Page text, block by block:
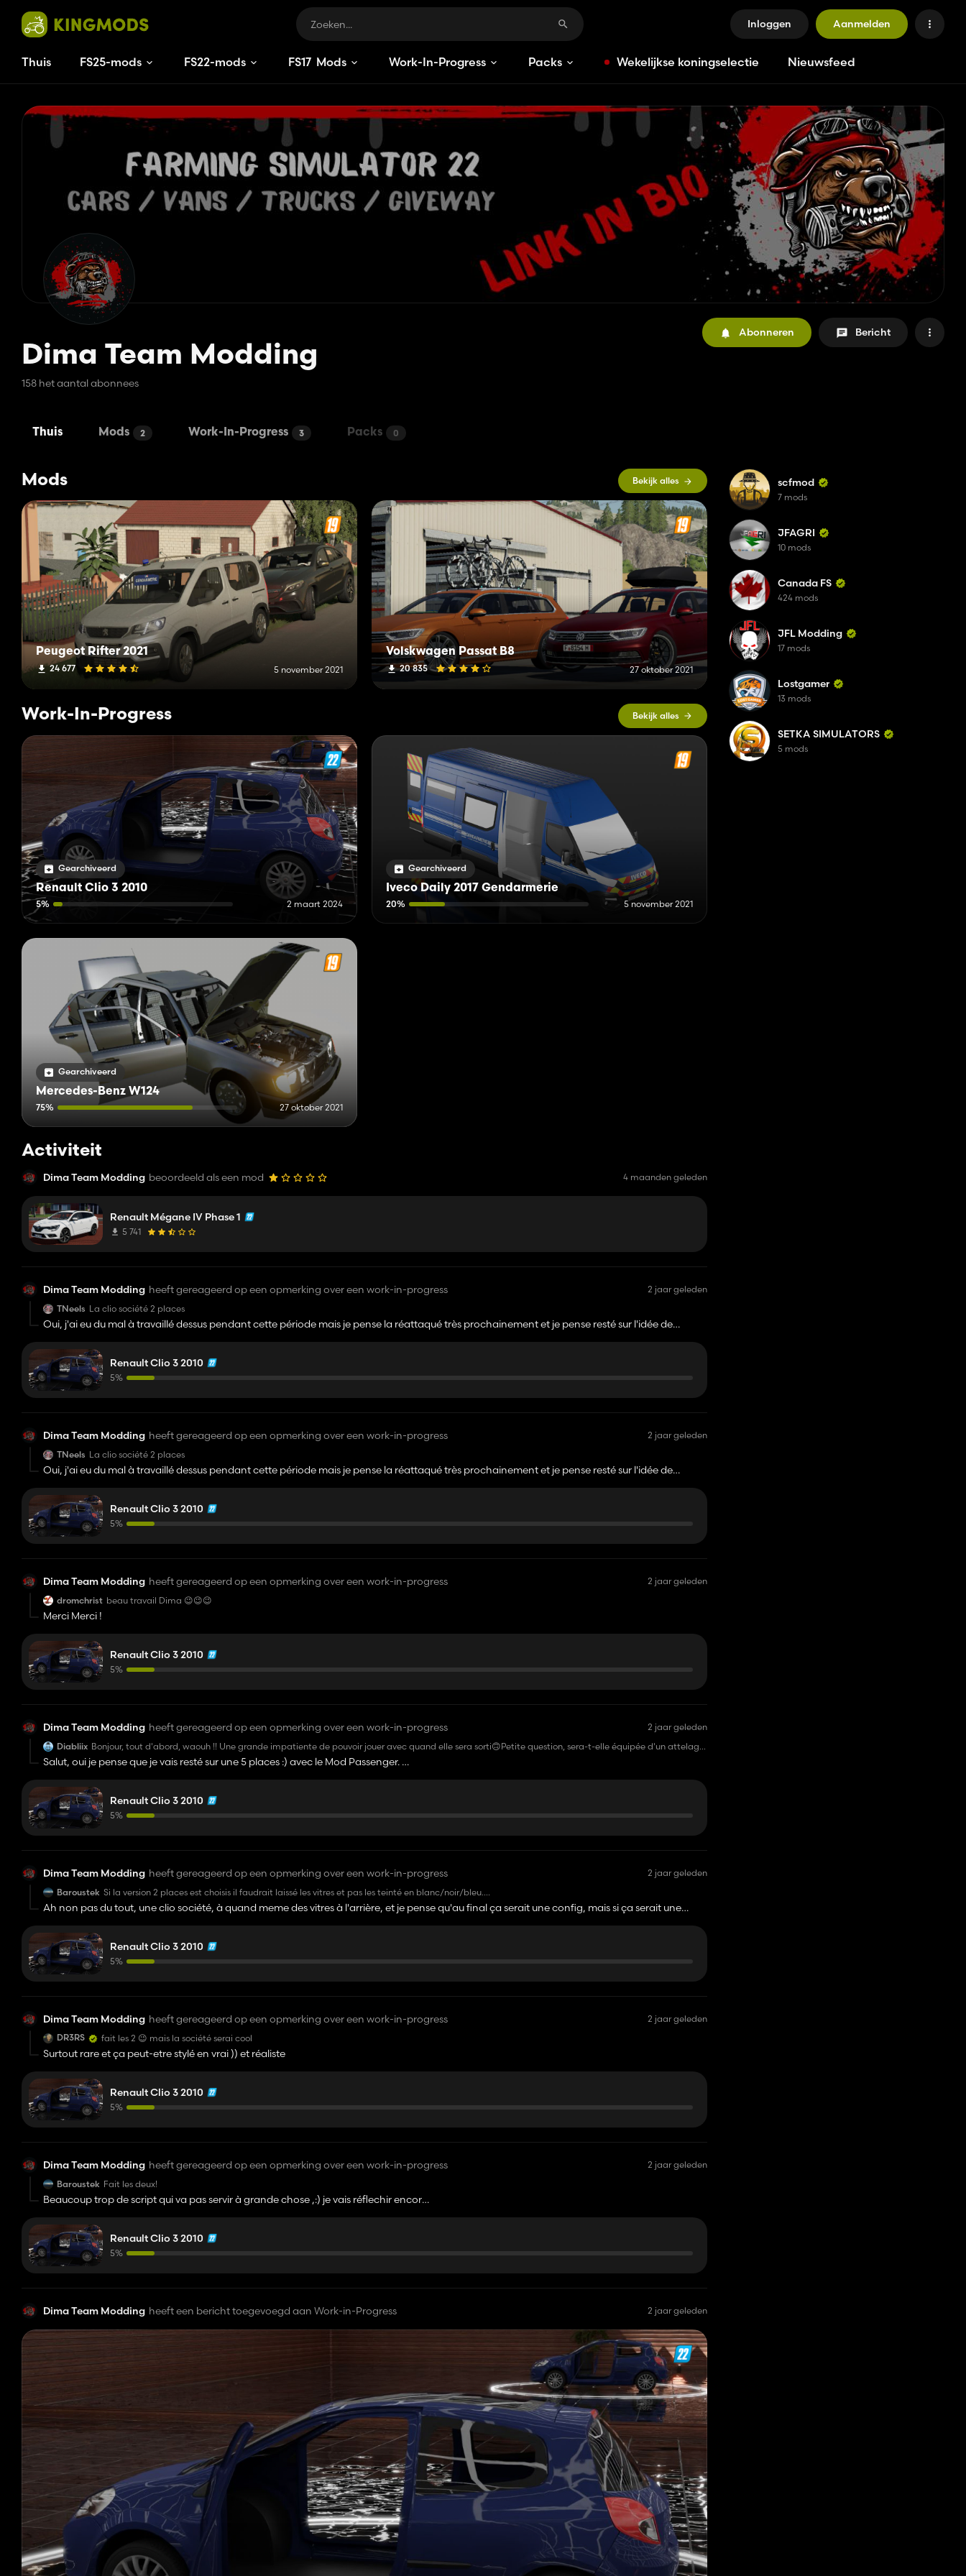
Inloggen Aanmelden
Thuis FS25-mods FS22-mods FS17 Mods Work-In-Progress Packs Wekelijkse koningselectie Nieuwsfeed
Dima Team Modding
158 het aantal abonnees
Abonneren Bericht
Thuis Mods 2 Work-In-Progress 3 Packs 0
Mods Bekijk alles
Peugeot Rifter 2021
24 677 5 november 2021
Volskwagen Passat B8
20 835 27 oktober 2021
Work-In-Progress Bekijk alles
Gearchiveerd
Renault Clio 3 2010
5% 2 maart 2024
Gearchiveerd
Iveco Daily 2017 Gendarmerie
20% 5 november 2021
Gearchiveerd
Mercedes-Benz W124
75% 27 oktober 2021
Activiteit
Dima Team Modding beoordeeld als een mod 4 maanden geleden
Renault Mégane IV Phase 1
5 741
Dima Team Modding heeft gereageerd op een opmerking over een work-in-progress
2 jaar geleden
TNeels La clio société 2 places
Oui, j'ai eu du mal à travaillé dessus pendant cette période mais je pense la réattaqué très prochainement et je pense resté sur l'idée de
d'utilitaire ☺️
Renault Clio 3 2010
5%
Dima Team Modding heeft gereageerd op een opmerking over een work-in-progress
2 jaar geleden
TNeels La clio société 2 places
Oui, j'ai eu du mal à travaillé dessus pendant cette période mais je pense la réattaqué très prochainement et je pense resté sur l'idée de
d'utilitaire ☺️
Renault Clio 3 2010
5%
Dima Team Modding heeft gereageerd op een opmerking over een work-in-progress
2 jaar geleden
dromchrist
beau travail Dima 😉😉😉
Merci Merci !
Renault Clio 3 2010
5%
Dima Team Modding heeft gereageerd op een opmerking over een work-in-progress
2 jaar geleden
Diabliix Bonjour, tout d'abord, waouh !! Une grande impatiente de pouvoir jouer avec quand elle sera sorti🙃Petite question, sera-t-elle équipée d'un attelage
pour pouvoir atteler une remorque derrière ?
Concernant l'intérieur, les deux modèles seraient parfait mais pour une voiture plutôt typé particulier, peut-être qu'une version cinq places pourraient
Merci d'avance pour le travail fourni et pour celui qu'il reste à faire et bon courage !
Salut, oui je pense que je vais resté sur une 5 places :) avec le Mod Passenger.
Merci pour l'idée !
Renault Clio 3 2010
5%
Dima Team Modding heeft gereageerd op een opmerking over een work-in-progress
2 jaar geleden
Baroustek Si la version 2 places est choisis il faudrait laissé les vitres et pas les teinté en blanc/noir/bleu....
Ah non pas du tout, une clio société, à quand meme des vitres à l'arrière, et je pense qu'au final ça serait une config, mais si ça serait une
mettre 5 places avec le mod Universal Passager.
Renault Clio 3 2010
5%
Dima Team Modding heeft gereageerd op een opmerking over een work-in-progress
2 jaar geleden
DR3RS
fait les 2 😉 mais la société serai cool
Surtout rare et ça peut-etre stylé en vrai )) et réaliste
Renault Clio 3 2010
5%
Dima Team Modding heeft gereageerd op een opmerking over een work-in-progress
2 jaar geleden
Baroustek Fait les deux!
Beaucoup trop de script qui va pas servir à grande chose ,:) je vais réflechir encore)
Renault Clio 3 2010
5%
Dima Team Modding heeft een bericht toegevoegd aan Work-in-Progress 2 jaar geleden
scfmod
7 mods
JFAGRI
10 mods
Canada FS
424 mods
JFL Modding
17 mods
Lostgamer
13 mods
SETKA SIMULATORS
5 mods